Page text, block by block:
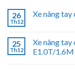
26
Th12
Xe nâng
25
Th12
Xe nâng tay
E1.0T/